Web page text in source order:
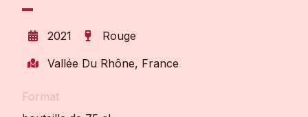
2021
Rouge
Vallée Du Rhône, France
Format